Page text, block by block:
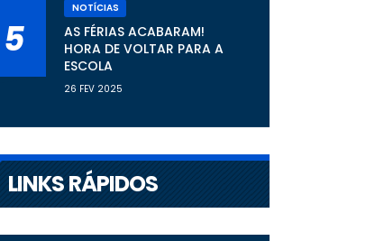
5
NOTÍCIAS
AS FÉRIAS ACABARAM!
HORA DE VOLTAR PARA A
ESCOLA
26 FEV 2025
LINKS RÁPIDOS